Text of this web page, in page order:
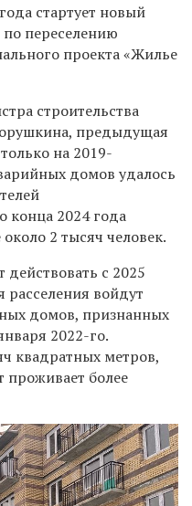
стартует новый
переселению
проекта «Жилье
строительства
предыдущая
на 2019-
домов удалось
конца 2024 года
2 тысяч человек.
с 2025
расселения войдут
домов, признанных
2022-го.
квадратных метров,
более